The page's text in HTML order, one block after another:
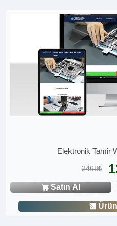
Elektronik Tamir
2468₺
Satın Al